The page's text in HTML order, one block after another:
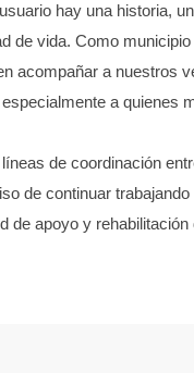
hay una historia,
de vida. Como
acompañar a nuestros
a quienes
de coordinación
de continuar trabajando
de apoyo y rehabilitación